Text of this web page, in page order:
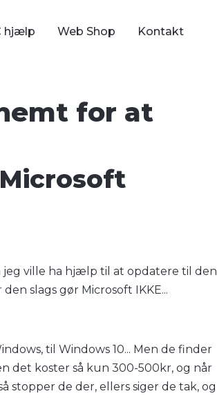
hjælp Web Shop Kontakt
for at
jeg ville ha hjælp til at opdatere til den
den slags gør Microsoft IKKE...
til Windows 10... Men de finder
det koster så kun 300-500kr, og når
stopper de der, ellers siger de tak, og